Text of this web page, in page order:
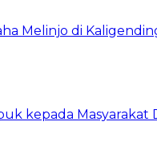
Melinjo di
kepada Masyarakat